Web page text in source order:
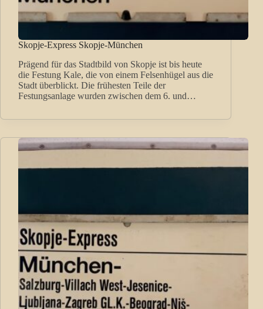
Skopje-Express Skopje-München
Prägend für das Stadtbild von Skopje ist bis heute
die Festung Kale, die von einem Felsenhügel aus die
Stadt überblickt. Die frühesten Teile der
Festungsanlage wurden zwischen dem 6. und…